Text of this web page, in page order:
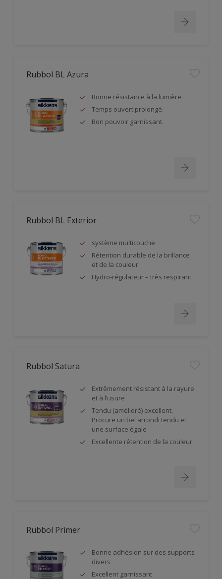
Rubbol BL Azura
Bonne résistance à la lumière.
Temps ouvert prolongé.
Bon pouvoir garnissant.
Rubbol BL Exterior
système multicouche
Rétention durable de la brillance
et de la couleur
Hydro-régulateur – très respirant
Rubbol Satura
Extrêmement résistant à la rayure
et à l’usure
Tendu (amélioré) excellent.
Procure un bel arrondi tendu et
une surface égale
Excellente rétention de la couleur
Rubbol Primer
Bonne adhésion sur des supports
divers
Excellent garnissant